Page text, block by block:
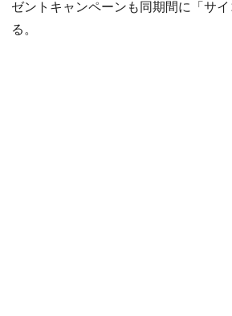
ゼントキャンペーンも同期間に「サ
る。